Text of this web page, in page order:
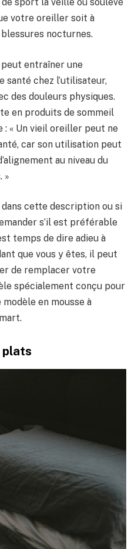
votre oreiller soit à
blessures nocturnes.
entraîner une
santé chez l’utilisateur,
des douleurs physiques.
en produits de sommeil
: « Un vieil oreiller peut ne
car son utilisation peut
au niveau du
»
dans cette description ou si
s’il est préférable
temps de dire adieu à
que vous y êtes, il peut
de remplacer votre
spécialement conçu pour
en mousse à
plats